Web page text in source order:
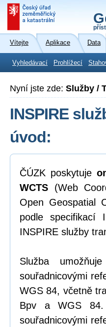
Vítejte Aplikace Data
Vyhledávací Prohlížecí
Nyní jste zde: Služby /
INSPIRE
úvod:
ČÚZK poskytuje
WCTS (Web
Open Geospatial
podle specifikací
INSPIRE služby
Služba
souřadnicovými
WGS 84, včetně
Bpv a WGS 84.
souřadnicovými